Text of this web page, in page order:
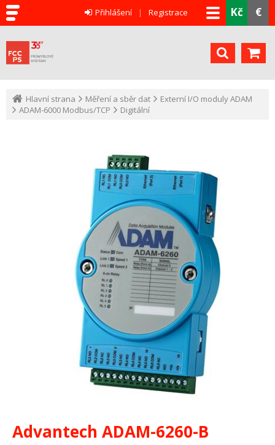
Kč €
Přihlášení Registrace
Hlavní strana Měření a sběr dat
Externí I/O moduly ADAM
ADAM-6000 Modbus/TCP
Digitální
Advantech ADAM-6260-B